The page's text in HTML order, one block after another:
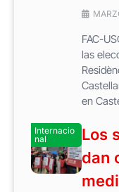
FAC-
las
en
Internacio
nal
Los
dan